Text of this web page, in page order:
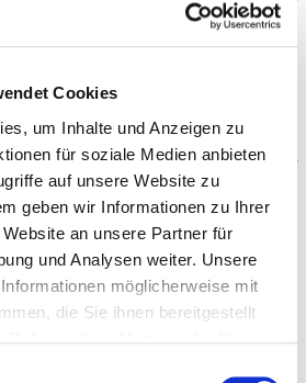
Cookies
um Inhalte und Anzeigen zu
für soziale Medien anbieten
auf unsere Website zu
geben wir Informationen zu Ihrer
an unsere Partner für
und Analysen weiter. Unsere
möglicherweise mit
die Sie ihnen bereitgestellt
um ein Universalwerkzeug für die
Bedienung und Nutzung erleichtert
Schweißvorgängen deutlich. Wie
die Baukastenlösung von Lorch
und eine einfache
gestellten Aufgaben. Überrascht
sein, wie stark es uns gelungen ist,
um den Endkunden ein einfach zu
Werkzeug an die Hand